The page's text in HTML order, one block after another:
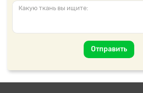
Отправить